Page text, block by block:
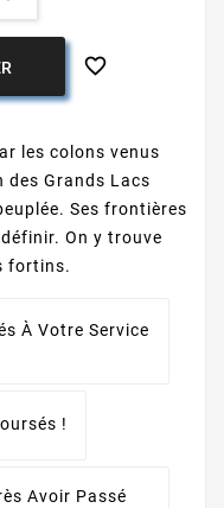

les colons venus
des Grands Lacs
Ses frontières
On y trouve
fortins.
À Votre Service
!
Avoir Passé